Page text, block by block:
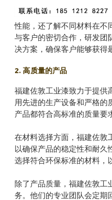
性能，还了解不同材料在不
与客户的密切合作，研发团
决方案，确保客户能够获得
2. 高质量的产品
福建佐敦工业漆致力于提供
用先进的生产设备和严格的
产品都符合高标准的质量要
在材料选择方面，福建佐敦
以确保产品的稳定性和耐久
选择符合环保标准的材料，
除了产品质量，福建佐敦工
务。他们的专业团队会定期